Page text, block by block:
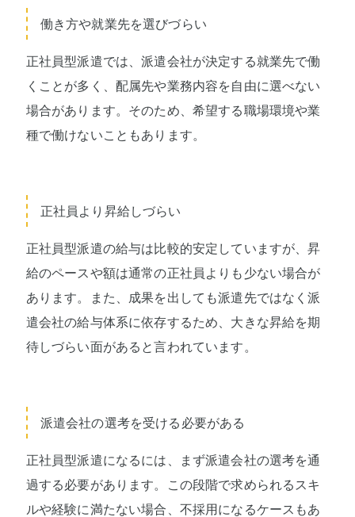
働き方や就業先を選びづらい
正社員型派遣では、派遣会社が決定する就業先で働
くことが多く、配属先や業務内容を自由に選べない
場合があります。そのため、希望する職場環境や業
種で働けないこともあります。
正社員より昇給しづらい
正社員型派遣の給与は比較的安定していますが、昇
給のペースや額は通常の正社員よりも少ない場合が
あります。また、成果を出しても派遣先ではなく派
遣会社の給与体系に依存するため、大きな昇給を期
待しづらい面があると言われています。
派遣会社の選考を受ける必要がある
正社員型派遣になるには、まず派遣会社の選考を通
過する必要があります。この段階で求められるスキ
ルや経験に満たない場合、不採用になるケースもあ